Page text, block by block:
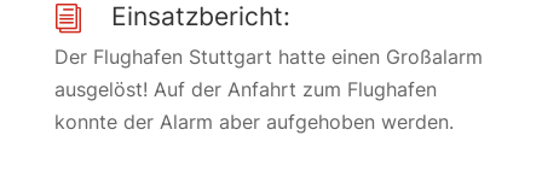
i Einsatzbericht:
Der Flughafen Stuttgart hatte einen Großalarm
ausgelöst! Auf der Anfahrt zum Flughafen
konnte der Alarm aber aufgehoben werden.